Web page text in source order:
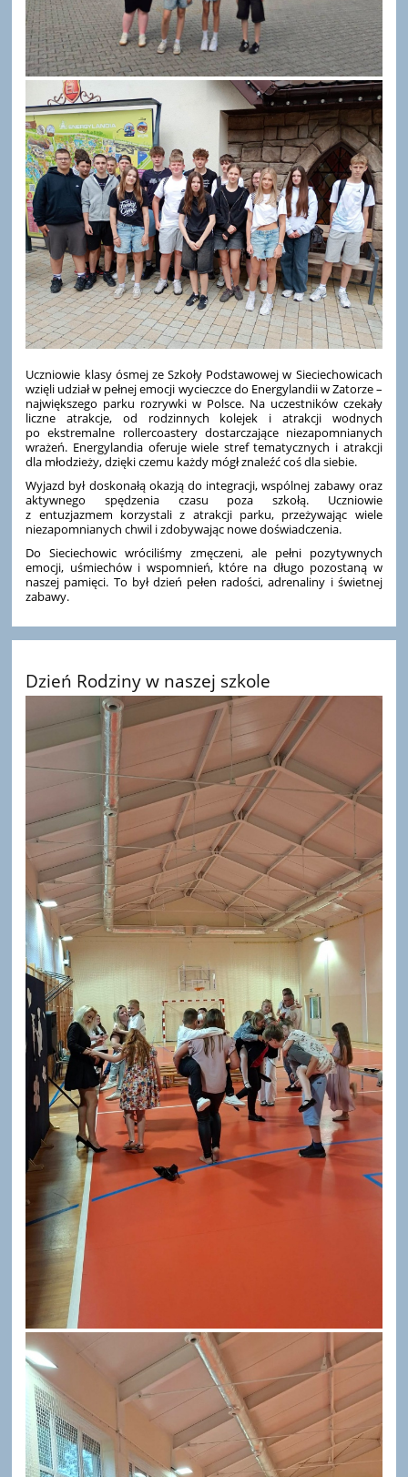
Uczniowie klasy ósmej ze Szkoły Podstawowej w Sieciechowicach
wzięli udział w pełnej emocji wycieczce do Energylandii w Zatorze –
największego parku rozrywki w Polsce. Na uczestników czekały
liczne atrakcje, od rodzinnych kolejek i atrakcji wodnych
po ekstremalne rollercoastery dostarczające niezapomnianych
wrażeń. Energylandia oferuje wiele stref tematycznych i atrakcji
dla młodzieży, dzięki czemu każdy mógł znaleźć coś dla siebie.
Wyjazd był doskonałą okazją do integracji, wspólnej zabawy oraz
aktywnego spędzenia czasu poza szkołą. Uczniowie
z entuzjazmem korzystali z atrakcji parku, przeżywając wiele
niezapomnianych chwil i zdobywając nowe doświadczenia.
Do Sieciechowic wróciliśmy zmęczeni, ale pełni pozytywnych
emocji, uśmiechów i wspomnień, które na długo pozostaną w
naszej pamięci. To był dzień pełen radości, adrenaliny i świetnej
zabawy.
Dzień Rodziny w naszej szkole